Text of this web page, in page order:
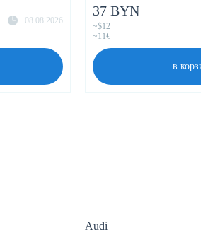
08.08.2026
37 BYN
~$12
~11€
в
Audi